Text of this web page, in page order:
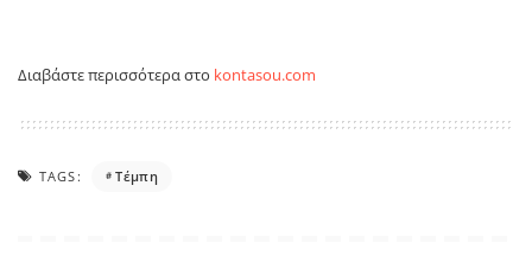
Διαβάστε περισσότερα στο kontasou.com
TAGS: Τέμπη